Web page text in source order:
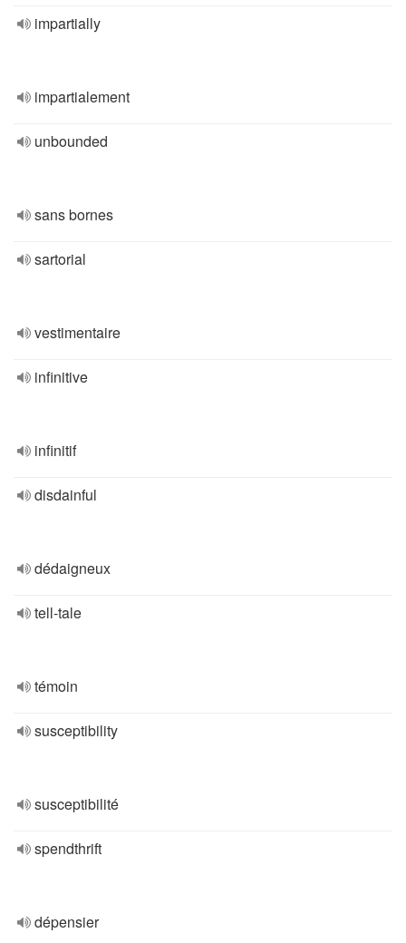
impartially
impartialement
unbounded
sans bornes
sartorial
vestimentaire
infinitive
infinitif
disdainful
dédaigneux
tell-tale
témoin
susceptibility
susceptibilité
spendthrift
dépensier